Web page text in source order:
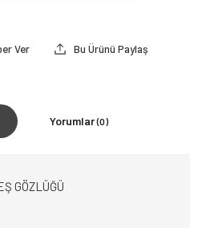
Ver Bu Ürünü Paylaş
Yorumlar(0)
GÖZLÜĞÜ